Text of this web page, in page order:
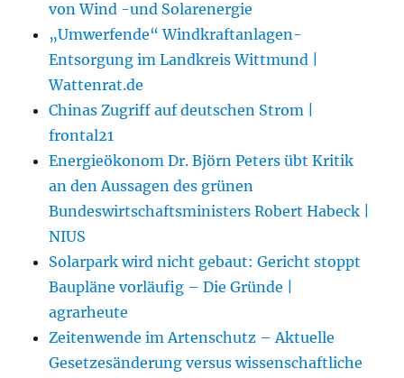
von Wind -und Solarenergie
„Umwerfende“ Windkraftanlagen-
Entsorgung im Landkreis Wittmund |
Wattenrat.de
Chinas Zugriff auf deutschen Strom |
frontal21
Energieökonom Dr. Björn Peters übt Kritik
an den Aussagen des grünen
Bundeswirtschaftsministers Robert Habeck |
NIUS
Solarpark wird nicht gebaut: Gericht stoppt
Baupläne vorläufig – Die Gründe |
agrarheute
Zeitenwende im Artenschutz – Aktuelle
Gesetzesänderung versus wissenschaftliche